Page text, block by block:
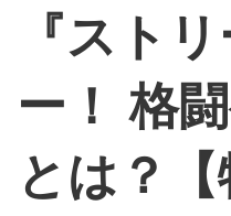
『スト
ー！ 格
とは？【